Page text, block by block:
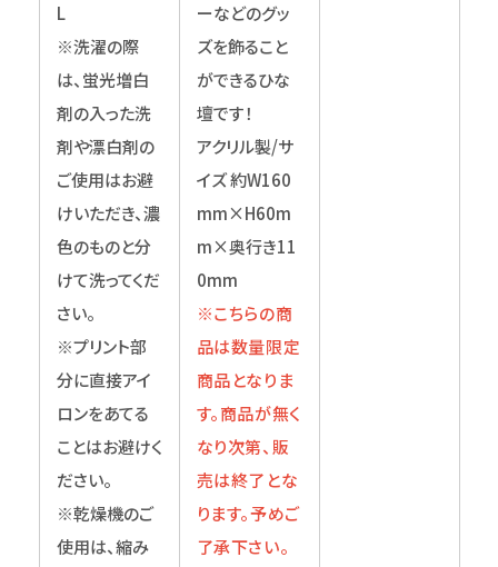
L
※洗濯の際
は、蛍光増白
剤の入った洗
剤や漂白剤の
ご使用はお避
けいただき、濃
色のものと分
けて洗ってくだ
さい。
※プリント部
分に直接アイ
ロンをあてる
ことはお避けく
ださい。
※乾燥機のご
使用は、縮み
ーなどのグッ
ズを飾ること
ができるひな
壇です！
アクリル製/サ
イズ 約W160
mm×H60m
m×奥行き11
0mm
※こちらの商
品は数量限定
商品となりま
す。商品が無く
なり次第、販
売は終了とな
ります。予めご
了承下さい。